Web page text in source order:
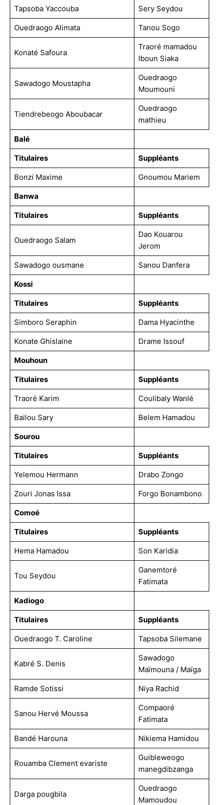
Tapsoba Yaccouba Sery Seydou
Ouedraogo Alimata Tanou Sogo
Konaté Safoura
Traoré mamadou
Iboun Siaka
Sawadogo Moustapha
Ouedraogo
Moumouni
Tiendrebeogo Aboubacar
Ouedraogo
mathieu
Balé
Titulaires Suppléants
Bonzi Maxime Gnoumou Mariem
Banwa
Titulaires Suppléants
Ouedraogo Salam
Dao Kouarou
Jerom
Sawadogo ousmane Sanou Danfera
Kossi
Titulaires Suppléants
Simboro Seraphin Dama Hyacinthe
Konate Ghislaine Drame Issouf
Mouhoun
Titulaires Suppléants
Traoré Karim Coulibaly Wanlé
Bailou Sary Belem Hamadou
Sourou
Titulaires Suppléants
Yelemou Hermann Drabo Zongo
Zouri Jonas Issa Forgo Bonambono
Comoé
Titulaires Suppléants
Hema Hamadou Son Karidia
Tou Seydou
Ganemtoré
Fatimata
Kadiogo
Titulaires Suppléants
Ouedraogo T. Caroline Tapsoba Silemane
Kabré S. Denis
Sawadogo
Maïmouna / Maïga
Ramde Sotissi Niya Rachid
Sanou Hervé Moussa
Compaoré
Fatimata
Bandé Harouna Nikiema Hamidou
Rouamba Clement evariste
Guibleweogo
manegdibzanga
Darga pougbila
Ouedraogo
Mamoudou